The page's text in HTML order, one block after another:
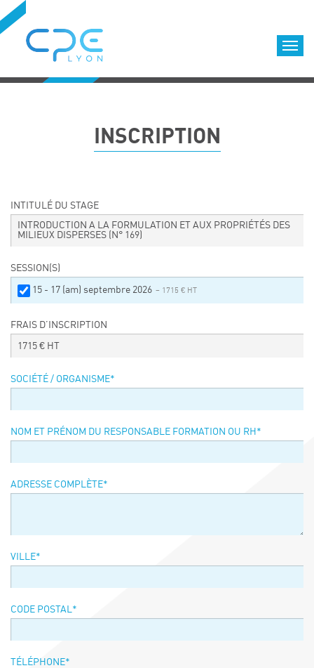
Formations diplômantes
Equipe
Nous choisir
LOCATION DE SALLES DE FORMATION
Accès
Événements
FRENCH-CHINESE CONFERENCE ON GREEN
INSCRIPTION
INTITULÉ DU STAGE
INTRODUCTION A LA FORMULATION ET AUX PROPRIÉTÉS DES
MILIEUX DISPERSES (N° 169)
SESSION(S)
15 - 17 (am) septembre 2026 – 1715 € HT
FRAIS D’INSCRIPTION
1715 € HT
SOCIÉTÉ / ORGANISME*
NOM ET PRÉNOM DU RESPONSABLE FORMATION OU RH *
ADRESSE COMPLÈTE*
VILLE*
CODE POSTAL*
TÉLÉPHONE*
Cookies management panel